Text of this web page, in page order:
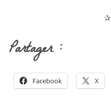
Partager :
Facebook X